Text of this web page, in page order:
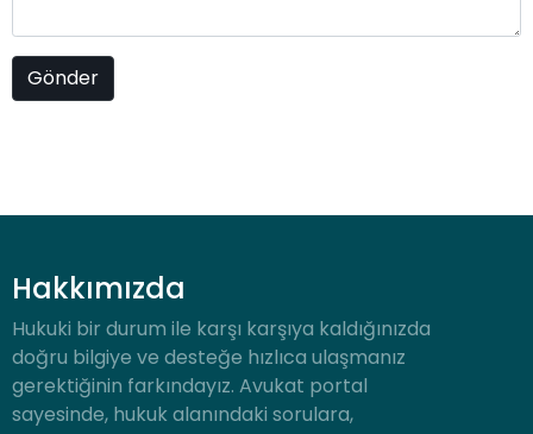
Hakkımızda
Hukuki bir durum ile karşı karşıya kaldığınızda
doğru bilgiye ve desteğe hızlıca ulaşmanız
gerektiğinin farkındayız. Avukat portal
sayesinde, hukuk alanındaki sorulara,